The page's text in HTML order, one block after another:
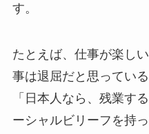
す。
たとえば、仕事が楽し
事は退屈だと思ってい
「日本人なら、残業す
ーシャルビリーフを持